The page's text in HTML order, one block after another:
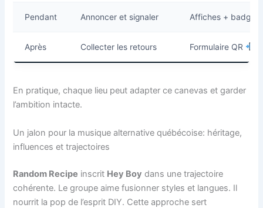
Pendant Annoncer et signaler Affiches + badges
Après Collecter les retours Formulaire QR
En pratique, chaque lieu peut adapter ce canevas et garder
l’ambition intacte.
Un jalon pour la musique alternative québécoise: héritage,
influences et trajectoires
Random Recipe inscrit Hey Boy dans une trajectoire
cohérente. Le groupe aime fusionner styles et langues. Il
nourrit la pop de l’esprit DIY. Cette approche sert